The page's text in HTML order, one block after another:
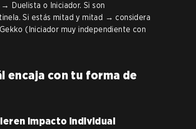
Duelista o Iniciador. Si son
Si estás mitad y mitad → considera
(Iniciador muy independiente con
encaja con tu forma de
impacto individual